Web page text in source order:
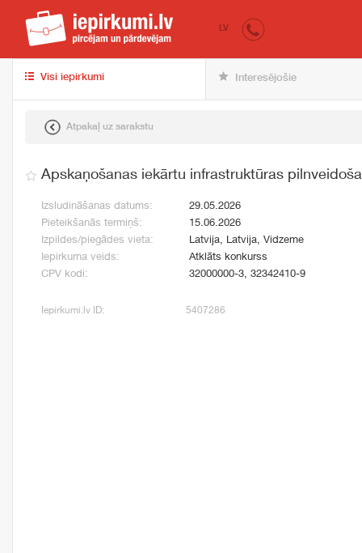
iepirkumi.lv
LV
Visi iepirkumi Interesējošie
Atpakaļ uz sarakstu
Apskaņošanas iekārtu infrastruktūras
Izsludināšanas datums:
29.05.2026
Pieteikšanās termiņš:
15.06.2026
Izpildes/piegādes vieta:
Latvija, Latvija, Vidzeme
Iepirkuma veids:
Atklāts konkurss
CPV kodi:
32000000-3, 32342410-9
Iepirkumi.lv ID: 5407286